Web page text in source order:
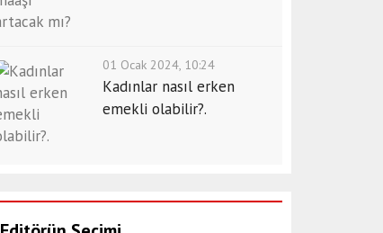
01 Ocak 2024, 10:24
Kadınlar nasıl erken
emekli olabilir?.